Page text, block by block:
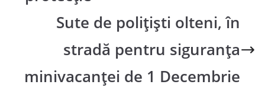
Sute de polițiști olteni, în
stradă pentru siguranța
minivacanței de 1 Decembrie